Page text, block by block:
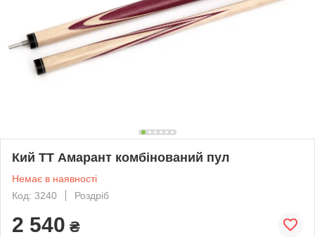
Кий ТТ Амарант комбінований пул
Немає в наявності
Код: 3240
Роздріб
2 540 ₴